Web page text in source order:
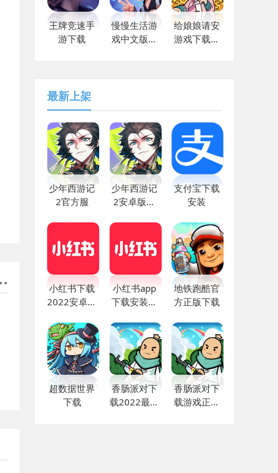
王牌竞速手
游下载
慢慢生活游
戏中文版下
给娘娘请安
游戏下载免
最新上架
少年西游记
2官方服
少年西游记
2安卓版下
支付宝下载
安装
小红书下载
2022安卓最
小红书app
下载安装免
地铁跑酷官
方正版下载
超数据世界
下载
香肠派对下
载2022最新
香肠派对下
载游戏正版